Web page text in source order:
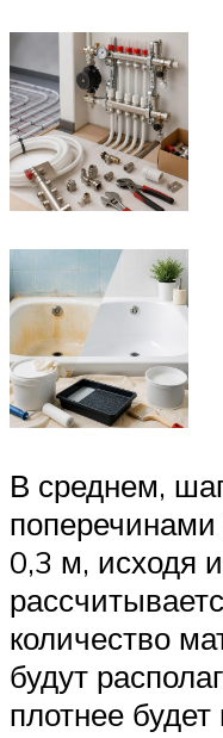
В среднем,
поперечинами
0,3 м, исходя
количество
будут
плотнее